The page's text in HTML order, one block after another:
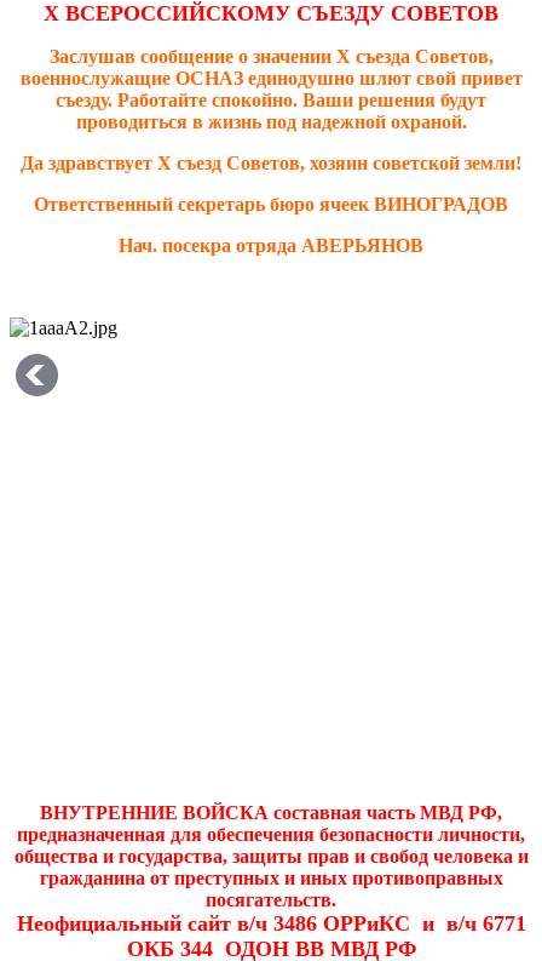
X ВСЕРОССИЙСКОМУ СЪЕЗДУ СОВЕТОВ
Заслушав сообщение о значении Х съезда Советов,
военнослужащие ОСНАЗ единодушно шлют свой привет
съезду. Работайте спокойно. Ваши решения будут
проводиться в жизнь под надежной охраной.
Да здравствует X съезд Советов, хозяин советской земли!
Ответственный секретарь бюро ячеек ВИНОГРАДОВ
Нач. посекра отряда АВЕРЬЯНОВ
ВНУТРЕННИЕ ВОЙСКА составная часть МВД РФ,
предназначенная для обеспечения безопасности личности,
общества и государства, защиты прав и свобод человека и
гражданина от преступных и иных противоправных
посягательств.
Неофициальный сайт в/ч 3486 ОРРиКС и в/ч 6771
ОКБ 344 ОДОН ВВ МВД РФ